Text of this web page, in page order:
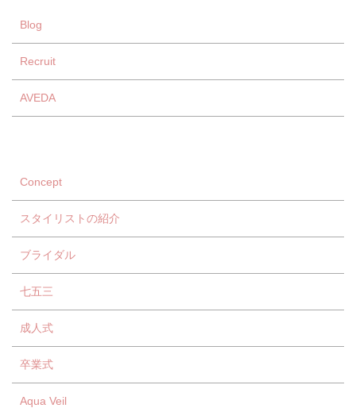
Blog
Recruit
AVEDA
Concept
スタイリストの紹介
ブライダル
七五三
成人式
卒業式
Aqua Veil